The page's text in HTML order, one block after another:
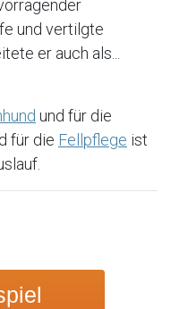
und vertilgte
er auch als...
und für die
für die Fellpflege ist